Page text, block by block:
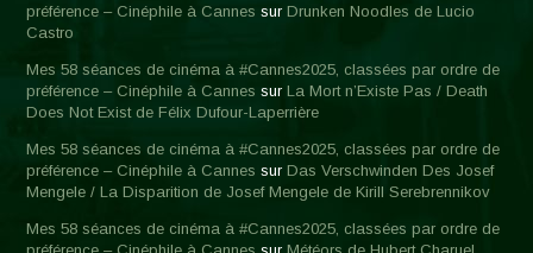
préférence – Cinéphile à Cannes surDrunken Noodles de Lucio
Castro
Mes 58 séances de cinéma à #Cannes2025, classées par ordre de
préférence – Cinéphile à Cannes surLa Mort n’Existe Pas / Death
Does Not Exist de Félix Dufour-Laperrière
Mes 58 séances de cinéma à #Cannes2025, classées par ordre de
préférence – Cinéphile à Cannes surDas Verschwinden Des Josef
Mengele / La Disparition de Josef Mengele de Kirill Serebrennikov
Mes 58 séances de cinéma à #Cannes2025, classées par ordre de